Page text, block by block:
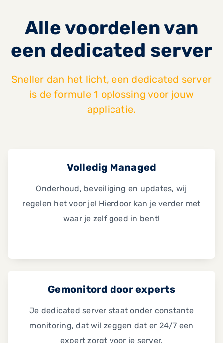
Alle voordelen van
een dedicated server
Sneller dan het licht, een dedicated server
is de formule 1 oplossing voor jouw
applicatie.
Volledig Managed
Onderhoud, beveiliging en updates, wij
regelen het voor je! Hierdoor kan je verder met
waar je zelf goed in bent!
Gemonitord door experts
Je dedicated server staat onder constante
monitoring, dat wil zeggen dat er 24/7 een
expert zorgt voor je server.